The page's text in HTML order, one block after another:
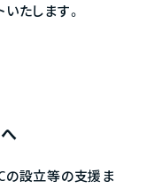
たします。
設立等の支援ま